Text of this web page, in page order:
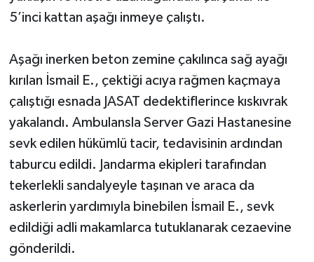
5’inci kattan aşağı inmeye çalıştı.
Aşağı inerken beton zemine çakılınca sağ ayağı
kırılan İsmail E., çektiği acıya rağmen kaçmaya
çalıştığı esnada JASAT dedektiflerince kıskıvrak
yakalandı. Ambulansla Server Gazi Hastanesine
sevk edilen hükümlü tacir, tedavisinin ardından
taburcu edildi. Jandarma ekipleri tarafından
tekerlekli sandalyeyle taşınan ve araca da
askerlerin yardımıyla binebilen İsmail E., sevk
edildiği adli makamlarca tutuklanarak cezaevine
gönderildi.